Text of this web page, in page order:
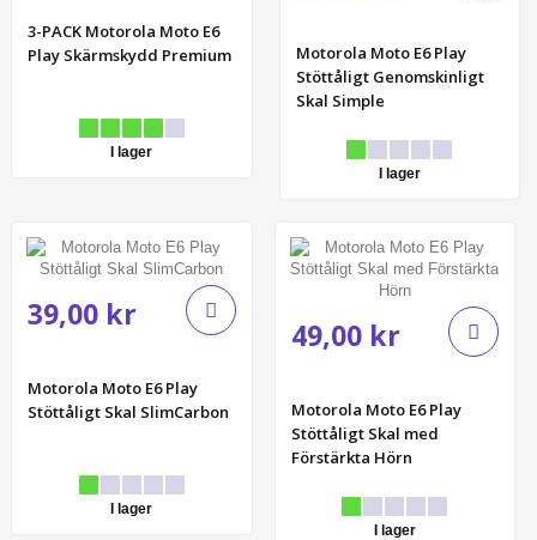
3-PACK Motorola Moto E6
Play Skärmskydd Premium
I lager
Motorola Moto E6 Play
Stöttåligt Genomskinligt
Skal Simple
I lager
39,00 kr
Motorola Moto E6 Play
Stöttåligt Skal SlimCarbon
I lager
49,00 kr
Motorola Moto E6 Play
Stöttåligt Skal med
Förstärkta Hörn
I lager